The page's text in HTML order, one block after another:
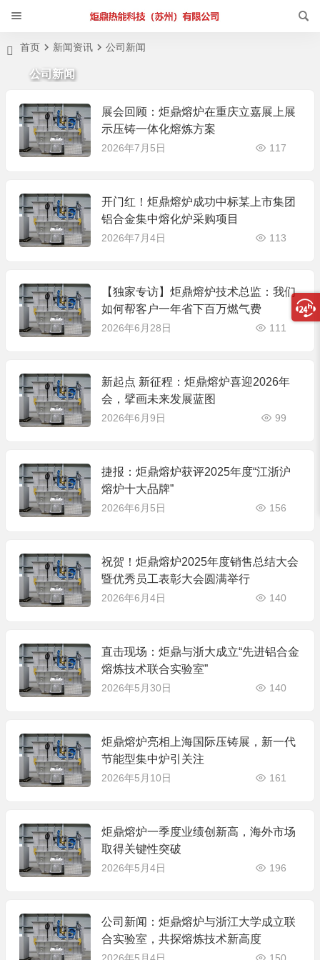
首页 新闻资讯 公司新闻
公司新闻
展会回顾：炬鼎熔炉在重庆立嘉展上展
示压铸一体化熔炼方案
2026年7月5日 117
开门红！炬鼎熔炉成功中标某上市集团
铝合金集中熔化炉采购项目
2026年7月4日 113
【独家专访】炬鼎熔炉技术总监：我们
如何帮客户一年省下百万燃气费
2026年6月28日 111
新起点 新征程：炬鼎熔炉喜迎2026年
会，擘画未来发展蓝图
2026年6月9日 99
捷报：炬鼎熔炉获评2025年度“江浙沪
熔炉十大品牌”
2026年6月5日 156
祝贺！炬鼎熔炉2025年度销售总结大会
暨优秀员工表彰大会圆满举行
2026年6月4日 140
直击现场：炬鼎与浙大成立“先进铝合金
熔炼技术联合实验室”
2026年5月30日 140
炬鼎熔炉亮相上海国际压铸展，新一代
节能型集中炉引关注
2026年5月10日 161
炬鼎熔炉一季度业绩创新高，海外市场
取得关键性突破
2026年5月4日 196
公司新闻：炬鼎熔炉与浙江大学成立联
合实验室，共探熔炼技术新高度